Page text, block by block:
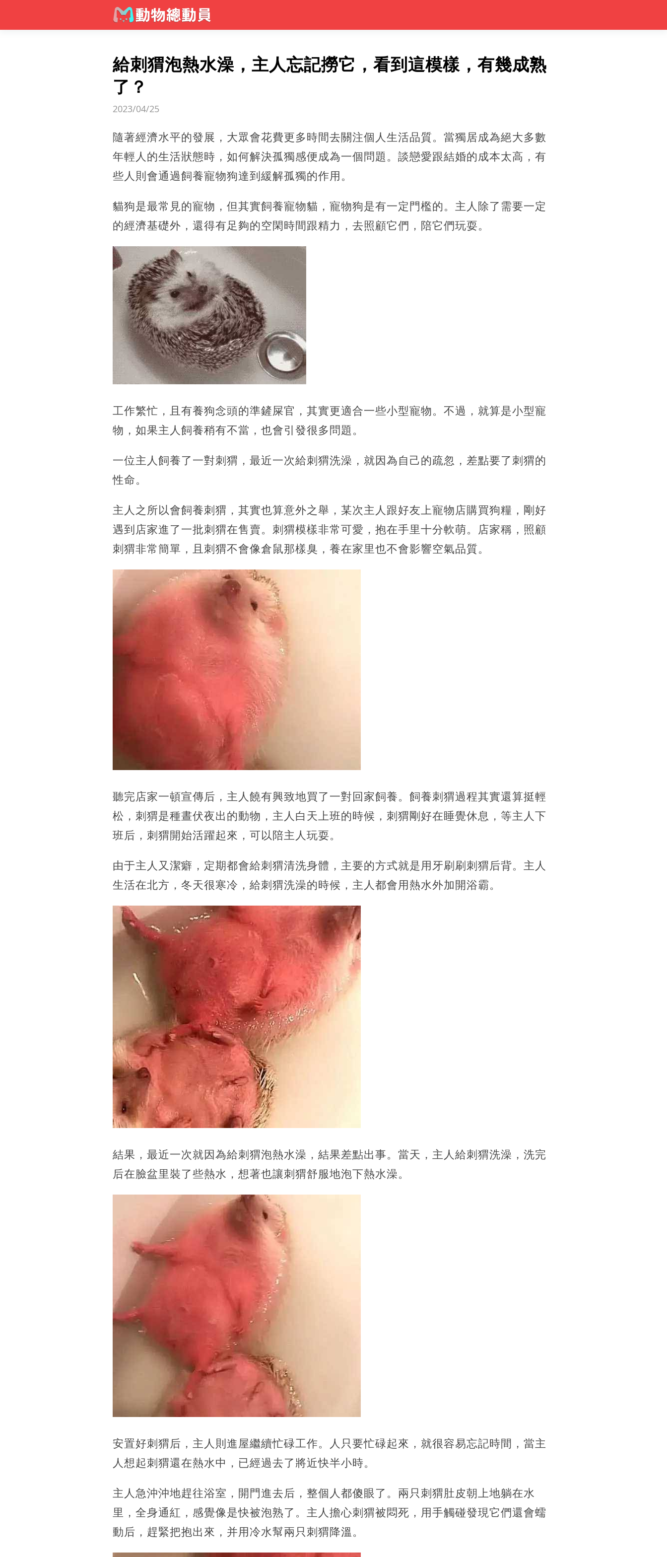
給刺猬泡熱水澡，主人忘記撈它，看到這模樣，有幾成熟
了？
2023/04/25
隨著經濟水平的發展，大眾會花費更多時間去關注個人生活品質。當獨居成為絕大多數
年輕人的生活狀態時，如何解決孤獨感便成為一個問題。談戀愛跟結婚的成本太高，有
些人則會通過飼養寵物狗達到緩解孤獨的作用。
貓狗是最常見的寵物，但其實飼養寵物貓，寵物狗是有一定門檻的。主人除了需要一定
的經濟基礎外，還得有足夠的空閑時間跟精力，去照顧它們，陪它們玩耍。
工作繁忙，且有養狗念頭的準鏟屎官，其實更適合一些小型寵物。不過，就算是小型寵
物，如果主人飼養稍有不當，也會引發很多問題。
一位主人飼養了一對刺猬，最近一次給刺猬洗澡，就因為自己的疏忽，差點要了刺猬的
性命。
主人之所以會飼養刺猬，其實也算意外之舉，某次主人跟好友上寵物店購買狗糧，剛好
遇到店家進了一批刺猬在售賣。刺猬模樣非常可愛，抱在手里十分軟萌。店家稱，照顧
刺猬非常簡單，且刺猬不會像倉鼠那樣臭，養在家里也不會影響空氣品質。
聽完店家一頓宣傳后，主人饒有興致地買了一對回家飼養。飼養刺猬過程其實還算挺輕
松，刺猬是種晝伏夜出的動物，主人白天上班的時候，刺猬剛好在睡覺休息，等主人下
班后，刺猬開始活躍起來，可以陪主人玩耍。
由于主人又潔癖，定期都會給刺猬清洗身體，主要的方式就是用牙刷刷刺猬后背。主人
生活在北方，冬天很寒冷，給刺猬洗澡的時候，主人都會用熱水外加開浴霸。
結果，最近一次就因為給刺猬泡熱水澡，結果差點出事。當天，主人給刺猬洗澡，洗完
后在臉盆里裝了些熱水，想著也讓刺猬舒服地泡下熱水澡。
安置好刺猬后，主人則進屋繼續忙碌工作。人只要忙碌起來，就很容易忘記時間，當主
人想起刺猬還在熱水中，已經過去了將近快半小時。
主人急沖沖地趕往浴室，開門進去后，整個人都傻眼了。兩只刺猬肚皮朝上地躺在水
里，全身通紅，感覺像是快被泡熟了。主人擔心刺猬被悶死，用手觸碰發現它們還會蠕
動后，趕緊把抱出來，并用冷水幫兩只刺猬降溫。